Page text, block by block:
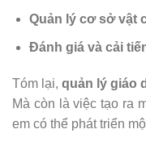
Quản lý cơ sở vật
Đánh giá và cải
Tóm lại,quản lý giáo
Mà còn là việc tạo ra
em có thể phát triển